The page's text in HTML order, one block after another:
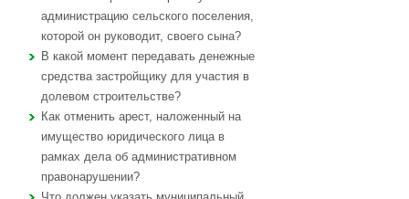
администрацию сельского поселения,
которой он руководит, своего сына?
В какой момент передавать денежные
средства застройщику для участия в
долевом строительстве?
Как отменить арест, наложенный на
имущество юридического лица в
рамках дела об административном
правонарушении?